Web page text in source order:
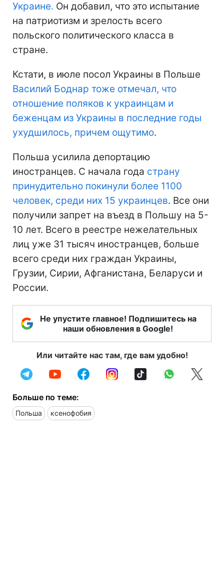
Украине. Он добавил, что это испытание
на патриотизм и зрелость всего
польского политического класса в
стране.
Кстати, в июле посол Украины в Польше
Василий Боднар тоже отмечал, что
отношение поляков к украинцам и
беженцам из Украины в последние годы
ухудшилось, причем ощутимо.
Польша усилила депортацию
иностранцев. С начала года страну
принудительно покинули более 1100
человек, среди них 15 украинцев. Все они
получили запрет на въезд в Польшу на 5-
10 лет. Всего в реестре нежелательных
лиц уже 31 тысяч иностранцев, больше
всего среди них граждан Украины,
Грузии, Сирии, Афганистана, Беларуси и
России.
Не упустите главное! Подпишитесь на
наши обновления в Google!
Или читайте нас там, где вам удобно!
Больше по теме:
Польша ксенофобия